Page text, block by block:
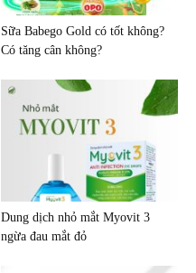
Sữa Babego Gold có tốt không?
Có tăng cân không?
Dung dịch nhỏ mắt Myovit 3
ngừa đau mắt đỏ